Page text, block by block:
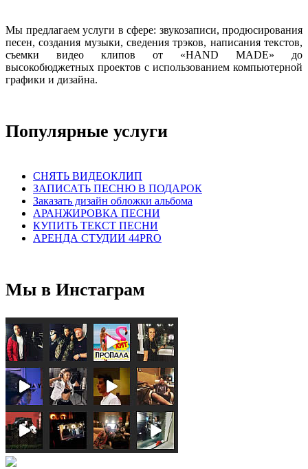
Мы предлагаем услуги в сфере: звукозаписи, продюсирования
песен, создания музыки, сведения трэков, написания текстов,
съемки видео клипов от «HAND MADE» до
высокобюджетных проектов с использованием компьютерной
графики и дизайна.
Популярные услуги
СНЯТЬ ВИДЕОКЛИП
ЗАПИСАТЬ ПЕСНЮ В ПОДАРОК
Заказать дизайн обложки альбома
АРАНЖИРОВКА ПЕСНИ
КУПИТЬ ТЕКСТ ПЕСНИ
АРЕНДА СТУДИИ 44PRO
Мы в Инстаграм